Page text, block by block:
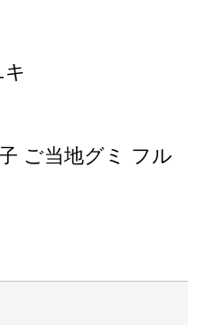
ご当地グミ フル